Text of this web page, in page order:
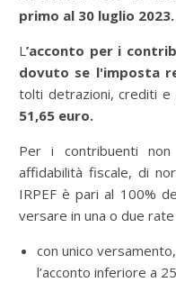
primo al 30 luglio 2023.
L’acconto per i
dovuto se l'imposta
tolti detrazioni, crediti e
51,65 euro.
Per i contribuenti
affidabilità fiscale, di
IRPEF è pari al 100%
versare in una o due
con unico
l’acconto inferiore a